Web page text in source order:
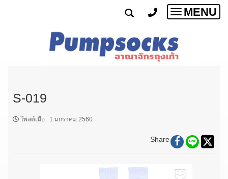
Toggle
MENU
S-019
โพสต์เมื่อ : 1 มกราคม 2560
Share